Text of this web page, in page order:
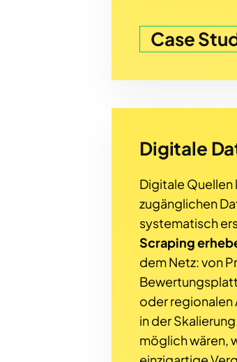
Case
Digitale
Digitale Quellen
zugänglichen
systematisch
Scraping
dem Netz: von
oder
in der
möglich wären,